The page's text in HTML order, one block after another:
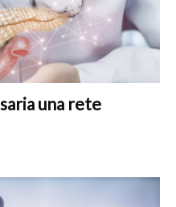
una rete